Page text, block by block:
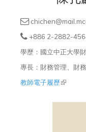
+886 2-2882-
學歷：國立中正大學
專長：財務管理、財
教師電子履歷(link is